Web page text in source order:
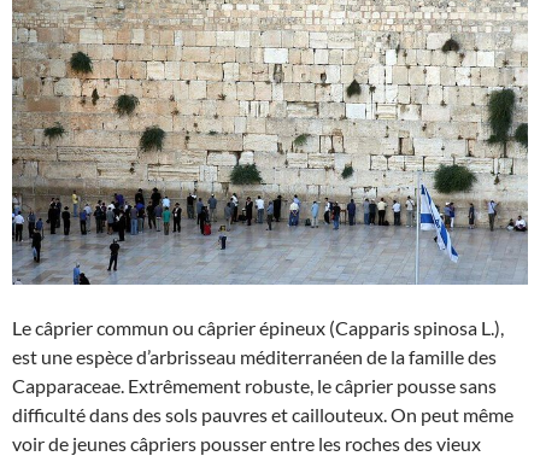
Le câprier commun ou câprier épineux (Capparis spinosa L.),
est une espèce d’arbrisseau méditerranéen de la famille des
Capparaceae. Extrêmement robuste, le câprier pousse sans
difficulté dans des sols pauvres et caillouteux. On peut même
voir de jeunes câpriers pousser entre les roches des vieux